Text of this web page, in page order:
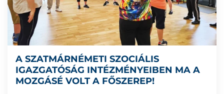
A SZATMÁRNÉMETI SZOCIÁLIS
IGAZGATÓSÁG INTÉZMÉNYEIBEN MA A
MOZGÁSÉ VOLT A FŐSZEREP!